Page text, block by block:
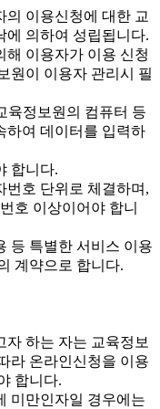
이용신청에 대한 교
에 의하여 성립됩니다.
이용자가 이용 신청
원이 이용자 관리시 필
육정보원의 컴퓨터 등
하여 데이터를 입력하
합니다.
호 단위로 체결하며,
호 이상이어야 합니
등 특별한 서비스 이용
계약으로 합니다.
하는 자는 교육정보
라 온라인신청을 이용
합니다.
미만인자일 경우에는